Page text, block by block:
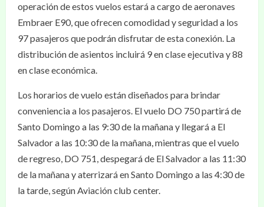
operación de estos vuelos estará a cargo de aeronaves
Embraer E90, que ofrecen comodidad y seguridad a los
97 pasajeros que podrán disfrutar de esta conexión. La
distribución de asientos incluirá 9 en clase ejecutiva y 88
en clase económica.
Los horarios de vuelo están diseñados para brindar
conveniencia a los pasajeros. El vuelo DO 750 partirá de
Santo Domingo a las 9:30 de la mañana y llegará a El
Salvador a las 10:30 de la mañana, mientras que el vuelo
de regreso, DO 751, despegará de El Salvador a las 11:30
de la mañana y aterrizará en Santo Domingo a las 4:30 de
la tarde, según Aviación club center.